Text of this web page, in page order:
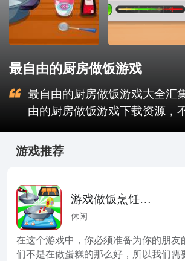
最自由的厨房做饭游戏
最自由的厨房做饭游戏大全汇
由的厨房做饭游戏下载资源，
游戏推荐
游戏做饭烹饪樱
桃
休闲
在这个游戏中，你必须准备为你的朋友
们不是在做蛋糕的那么好，所以我们需